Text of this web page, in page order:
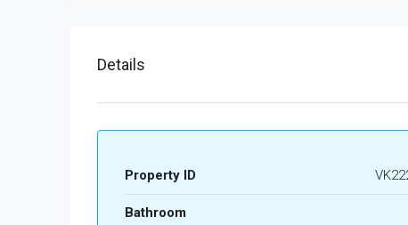
Details
Property ID
Bathroom